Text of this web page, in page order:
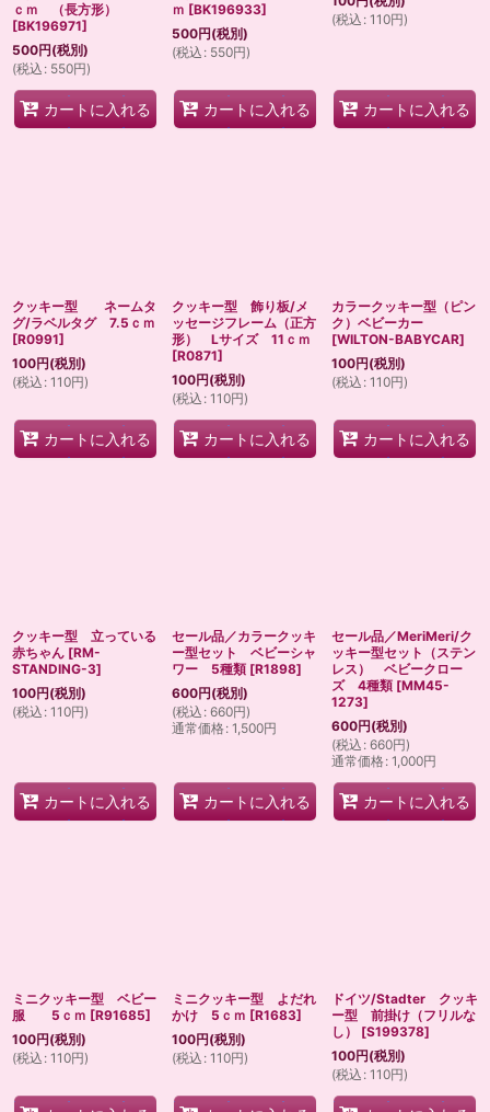
ｃｍ （長方形）
[BK196971]
500円(税別)
(税込 : 550円)
カートに入れる
ｍ [BK196933]
500円(税別)
(税込 : 550円)
カートに入れる
(税込 : 110円)
カートに入れる
クッキー型 ネームタ
グ/ラベルタグ 7.5ｃｍ
[R0991]
100円(税別)
(税込 : 110円)
カートに入れる
クッキー型 飾り板/メ
ッセージフレーム（正方
形） Lサイズ 11ｃｍ
[R0871]
100円(税別)
(税込 : 110円)
カートに入れる
カラークッキー型（ピン
ク）ベビーカー
[WILTON-BABYCAR]
100円(税別)
(税込 : 110円)
カートに入れる
クッキー型 立っている
赤ちゃん [RM-
STANDING-3]
100円(税別)
(税込 : 110円)
カートに入れる
セール品／カラークッキ
ー型セット ベビーシャ
ワー 5種類 [R1898]
600円(税別)
(税込 : 660円)
通常価格: 1,500円
カートに入れる
セール品／MeriMeri/ク
ッキー型セット（ステン
レス） ベビークロー
ズ 4種類 [MM45-
1273]
600円(税別)
(税込 : 660円)
通常価格: 1,000円
カートに入れる
ミニクッキー型 ベビー
服 5ｃｍ [R91685]
100円(税別)
(税込 : 110円)
ミニクッキー型 よだれ
かけ 5ｃｍ [R1683]
100円(税別)
(税込 : 110円)
ドイツ/Stadter クッキ
ー型 前掛け（フリルな
し）
[S199378]
100円(税別)
(税込 : 110円)